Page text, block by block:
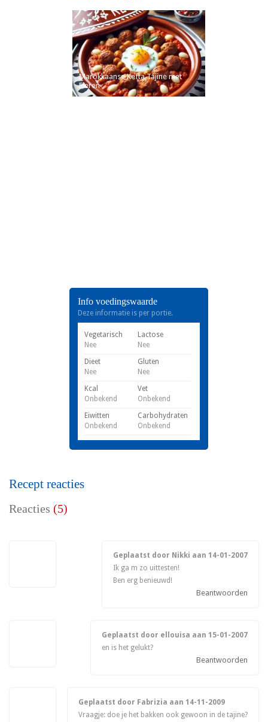
Marokkaanse Kefta Tajine met
Eieren
Info voedingswaarde
Deze informatie is per portie.
Vegetarisch
Nee
Lactose
Nee
Dieet
Nee
Gluten
Nee
Kcal
Onbekend
Vet
Onbekend
Eiwitten
Onbekend
Carbohydraten
Onbekend
Recept reacties
Reacties(5)
Geplaatst door Nikki aan 14-01-2007
Ik ga m zo uittesten!
Ben erg benieuwd!
Beantwoorden
Geplaatst door ellouisa aan 15-01-2007
en is het gelukt?
Beantwoorden
Geplaatst door Fabrizia aan 14-11-2009
Vraagje: doe je het bakken ook gewoon in de tajine?